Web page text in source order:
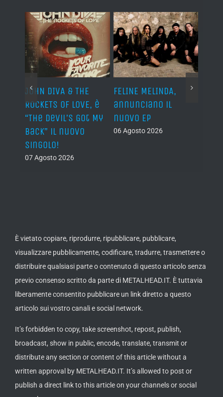
JOHN DIVA & THE
ROCKETS OF LOVE, è
“The Devil’s Got My
Back” il nuovo
singolo!
07 Agosto 2026
FELINE MELINDA,
annunciano il
nuovo EP
06 Agosto 2026
È vietato copiare, riprodurre, ripubblicare, pubblicare,
visualizzare pubblicamente, codificare, tradurre, trasmettere o
distribuire qualsiasi parte o contenuto di questo articolo senza
previo consenso scritto da parte di METALHEAD.IT. È tuttavia
liberamente consentito pubblicare un link diretto a questo
articolo sui vostro canali e social network.
It’s forbidden to copy, take screenshot, repost, publish,
broadcast, show in public, encode, translate, transmit or
distribute any section or content of this article without a
written approval by METALHEAD.IT. It’s allowed to post or
publish a direct link to this article on your channels or social